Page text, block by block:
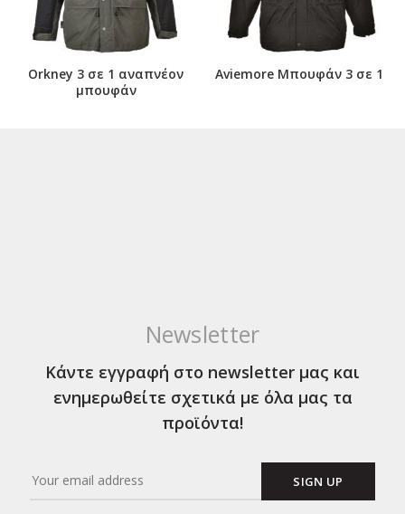
Orkney 3 σε 1 αναπνέον
μπουφάν
Aviemore Μπουφάν 3 σε 1
Newsletter
Κάντε εγγραφή στο newsletter μας και
ενημερωθείτε σχετικά με όλα μας τα
προϊόντα!